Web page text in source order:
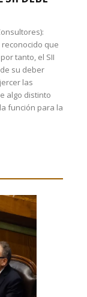
que
tanto, el SII
su deber
las
algo distinto
función para la